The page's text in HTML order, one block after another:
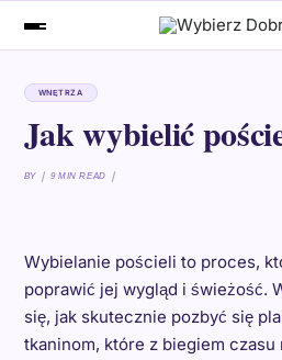
WNĘTRZA
Jak wybielić
BY 9 MIN READ
Wybielanie pościeli to proces,
poprawić jej wygląd i świeżość.
się, jak skutecznie pozbyć się
tkaninom, które z biegiem czasu